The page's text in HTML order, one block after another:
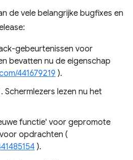
de vele belangrijke bugfixes en
gebeurtenissen voor
bevatten nu de eigenschap
441679219 ).
. Schermlezers lezen nu het
functie' voor gepromote
opdrachten (
).